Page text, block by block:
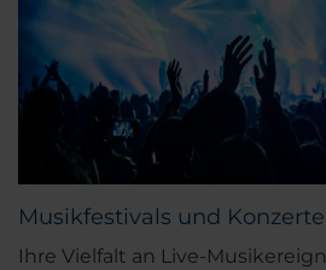
Musikfestivals und
Ihre Vielfalt an Live-